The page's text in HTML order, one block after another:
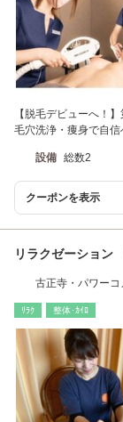
【脱毛デビューへ！
毛穴洗浄・痩身で自
設備 総数2
クーポンを表示
リラクゼーショ
古正寺・パワー
ﾘﾗｸ 整体･ｶｲﾛ